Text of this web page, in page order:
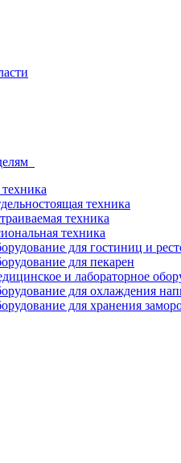
техника
техника
техника
для гостиниц и
для пекарен
и лабораторное
для охлаждения
для хранения